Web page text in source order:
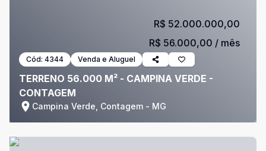
Cód: 4344 Venda e Aluguel
TERRENO 56.000 M² - CAMPINA VERDE -
CONTAGEM
Campina Verde, Contagem - MG
R$ 52.000.000,00
R$ 56.000,00 / mês